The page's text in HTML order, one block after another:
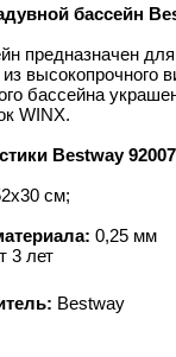
бассейн
предназначен
из
бассейна
WINX.
Bestway
см;
0,25 мм
3 лет
Bestway